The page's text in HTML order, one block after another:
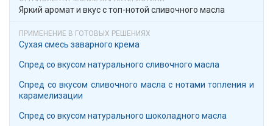
Яркий аромат и вкус с топ-нотой сливочного масла
Сухая смесь заварного крема
Спред со вкусом натурального сливочного масла
Спред со вкусом сливочного масла с нотами топления и
карамелизации
Спред со вкусом натурального шоколадного масла